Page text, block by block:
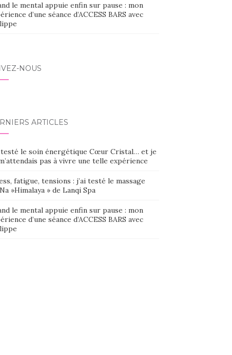
le mental appuie enfin sur pause : mon
d’une séance d’ACCESS BARS avec
NOUS
ARTICLES
testé le soin énergétique Cœur Cristal… et je
pas à vivre une telle expérience
fatigue, tensions : j’ai testé le massage
»Himalaya » de Lanqi Spa
le mental appuie enfin sur pause : mon
d’une séance d’ACCESS BARS avec